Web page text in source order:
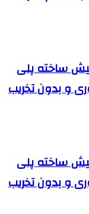
ساخته پلی
و بدون تخریب
ساخته پلی
و بدون تخریب